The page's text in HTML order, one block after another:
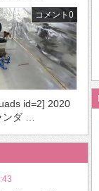
コメント0
id=2] 2020
ダ …